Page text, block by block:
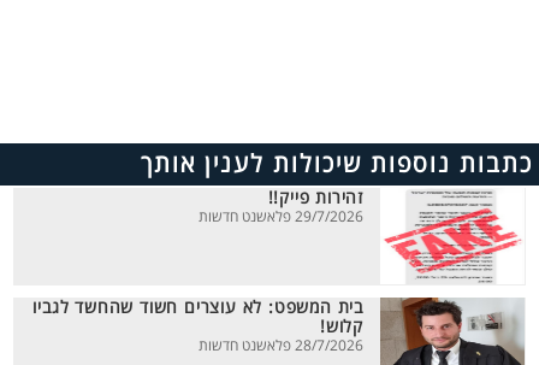
כתבות נוספות שיכולות לענין אותך
זהירות פייק!!
29/7/2026 פלאשנט חדשות
בית המשפט: לא עוצרים חשוד שהחשד לגביו
קלוש!
28/7/2026 פלאשנט חדשות